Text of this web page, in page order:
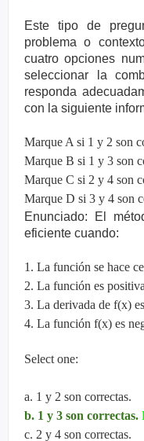
Este tipo de
problema o
cuatro opciones
seleccionar la
responda
con la siguiente
Marque A si 1 y 2 son
Marque B si 1 y 3 son
Marque C si 2 y 4 son
Marque D si 3 y 4 son
Enunciado: El
eficiente cuando:
1. La función se hace
2. La función es positiva
3. La derivada de f(x)
4. La función f(x) es
Select one:
a. 1 y 2 son correctas.
b. 1 y 3 son correctas.
c. 2 y 4 son correctas.